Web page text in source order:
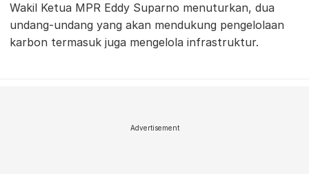
Wakil Ketua MPR Eddy Suparno menuturkan, dua
undang-undang yang akan mendukung pengelolaan
karbon termasuk juga mengelola infrastruktur.
Advertisement